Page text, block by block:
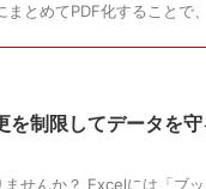
まとめてPDF化することで
を制限してデータを
せんか？ Excelには「ブ